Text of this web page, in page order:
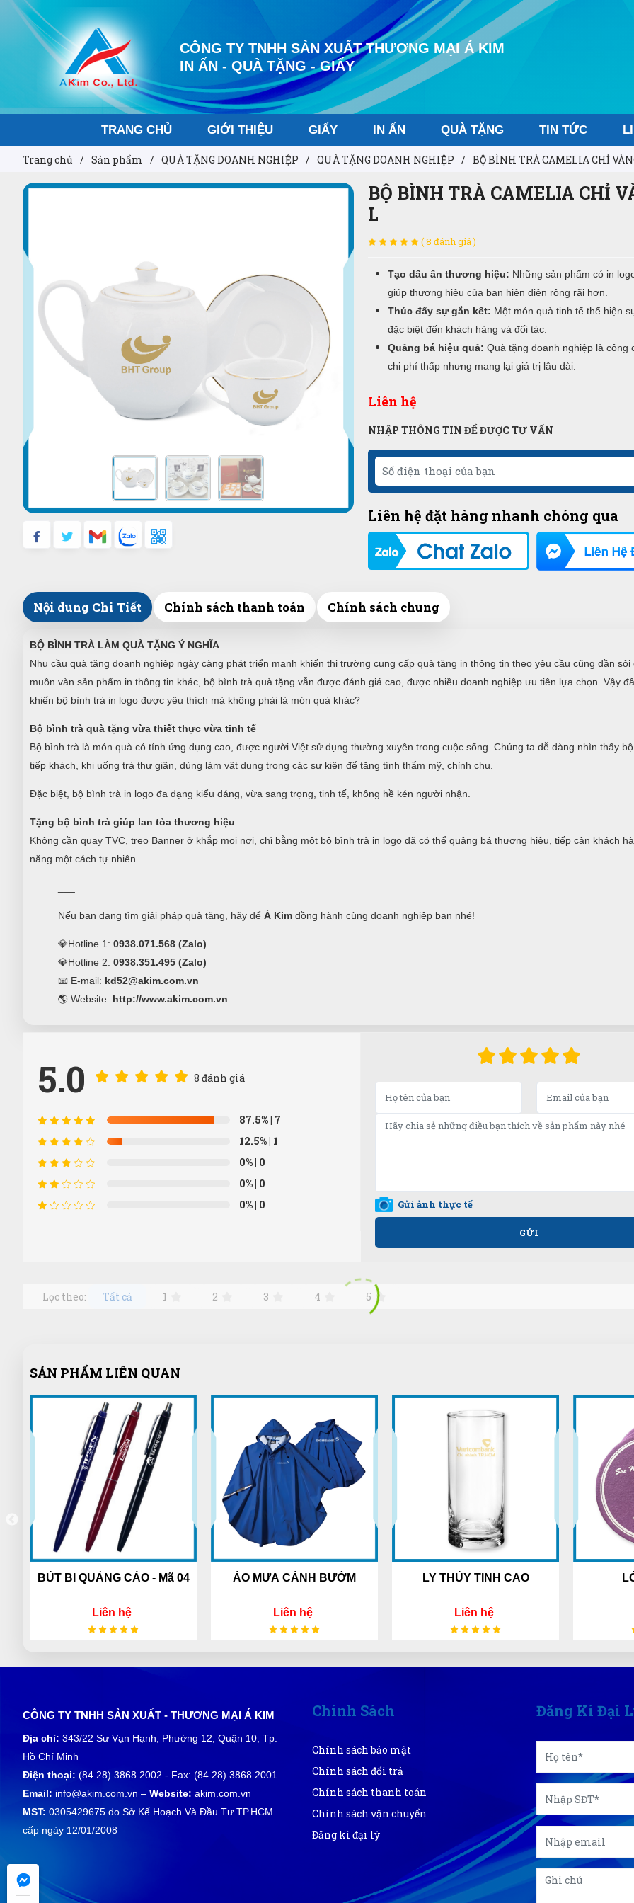
CÔNG TY TNHH SẢN XUẤT THƯƠNG MẠI Á KIM
IN ẤN - QUÀ TẶNG - GIẤY
TRANG CHỦ GIỚI THIỆU GIẤY IN ẤN QUÀ TẶNG TIN TỨC
Trang chủ / Sản phẩm / QUÀ TẶNG DOANH NGHIỆP / QUÀ TẶNG DOANH NGHIỆP / BỘ BÌNH TRÀ CAMELIA CHỈ
BỘ BÌNH TRÀ CAMELIA CHỈ
L
( 8 đánh giá )
Tạo dấu ấn thương hiệu: Những sản phẩm có in
giúp thương hiệu của bạn hiện diện rộng rãi hơn.
Thúc đẩy sự gắn kết: Một món quà tinh tế thể hiện
đặc biệt đến khách hàng và đối tác.
Quảng bá hiệu quả: Quà tặng doanh nghiệp là công
chi phí thấp nhưng mang lại giá trị lâu dài.
Liên hệ
NHẬP THÔNG TIN ĐỂ ĐƯỢC TƯ VẤN
Liên hệ đặt hàng nhanh chóng qua
Nội dung Chi Tiết Chính sách thanh toán Chính sách chung
BỘ BÌNH TRÀ LÀM QUÀ TẶNG Ý NGHĨA
Nhu cầu quà tặng doanh nghiệp ngày càng phát triển mạnh khiến thị trường cung cấp quà tặng in thông tin theo yêu cầu cũng dần sôi
muôn vàn sản phẩm in thông tin khác, bộ bình trà quà tặng vẫn được đánh giá cao, được nhiều doanh nghiệp ưu tiên lựa chọn. Vậy
khiến bộ bình trà in logo được yêu thích mà không phải là món quà khác?
Bộ bình trà quà tặng vừa thiết thực vừa tinh tế
Bộ bình trà là món quà có tính ứng dụng cao, được người Việt sử dụng thường xuyên trong cuộc sống. Chúng ta dễ dàng nhìn thấy
tiếp khách, khi uống trà thư giãn, dùng làm vật dụng trong các sự kiện để tăng tính thẩm mỹ, chỉnh chu.
Đặc biệt, bộ bình trà in logo đa dạng kiểu dáng, vừa sang trọng, tinh tế, không hề kén người nhận.
Tặng bộ bình trà giúp lan tỏa thương hiệu
Không cần quay TVC, treo Banner ở khắp mọi nơi, chỉ bằng một bộ bình trà in logo đã có thể quảng bá thương hiệu, tiếp cận khách
năng một cách tự nhiên.
Nếu bạn đang tìm giải pháp quà tặng, hãy để Á Kim đồng hành cùng doanh nghiệp bạn nhé!
💎Hotline 1: 0938.071.568 (Zalo)
💎Hotline 2: 0938.351.495 (Zalo)
📧 E-mail: kd52@akim.com.vn
🌎 Website: http://www.akim.com.vn
5.0 8 đánh giá
87.5%| 7
12.5%| 1
0%| 0
0%| 0
0%| 0 Gửi ảnh thực tế
GỬI
Lọc theo: Tất cả 1 2 3 4 5
SẢN PHẨM LIÊN QUAN
BÚT BI QUẢNG CÁO - Mã 04
Liên hệ
ÁO MƯA CÁNH BƯỚM
Liên hệ
LY THỦY TINH CAO
Liên hệ
CÔNG TY TNHH SẢN XUẤT - THƯƠNG MẠI Á KIM
Địa chỉ: 343/22 Sư Vạn Hạnh, Phường 12, Quận 10, Tp.
Hồ Chí Minh
Điện thoại: (84.28) 3868 2002 - Fax: (84.28) 3868 2001
Email: info@akim.com.vn – Website: akim.com.vn
MST: 0305429675 do Sở Kế Hoạch Và Đầu Tư TP.HCM
cấp ngày 12/01/2008
Chính Sách
Chính sách bảo mật
Chính sách đổi trả
Chính sách thanh toán
Chính sách vận chuyển
Đăng kí đại lý
Đăng Kí Đại